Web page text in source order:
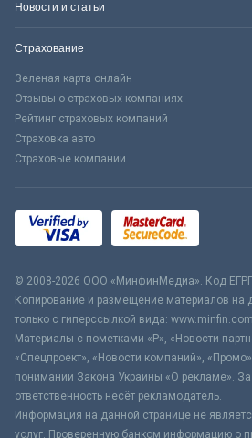
Новости и статьи
Страхование
Зеленая карта онлайн
Отзывы о страховых компаниях
Рейтинг страховых компаний
Страховка авто
Страховые компании
© 2008-2026 ООО «МинфинМедиа». Код
Копирование и размещение материалов на
только с гиперссылкой вида:
Материалы с пометками «Р», «Новости
«Спецпроект», «Новости компаний»,
понимании Закона Украины «О рекламе».
ответственность несёт рекламодатель.
Информация на данной странице не
услуг. Проверенную банком информацию о